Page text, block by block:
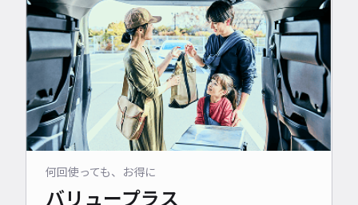
何回使っても、お得に
バリュープラス